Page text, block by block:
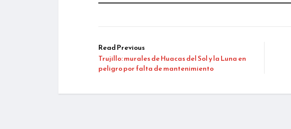
Read Previous
Trujillo: murales de Huacas del Sol y la Luna en
peligro por falta de mantenimiento